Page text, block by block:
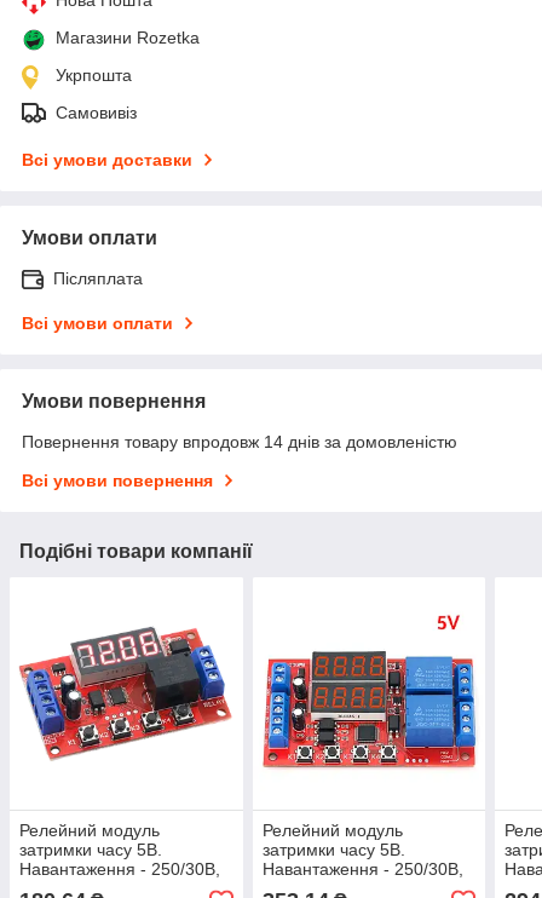
Магазини Rozetka
Укрпошта
Самовивіз
Всі умови доставки
Умови оплати
Післяплата
Всі умови оплати
Умови повернення
Повернення товару впродовж 14 днів за домовленістю
Всі умови повернення
Подібні товари компанії
Релейний модуль
затримки часу 5В.
Навантаження - 250/30В,
10А. Таймер 0,1 секунда ~
Релейний модуль
затримки часу 5В.
Навантаження - 250/30В,
10А. Таймер 0,1 секунда ~